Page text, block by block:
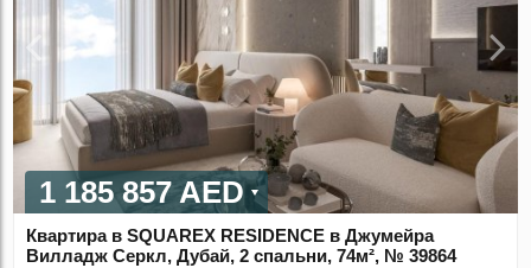
1 185 857 AED
Квартира в SQUAREX RESIDENCE в Джумейра
Вилладж Серкл, Дубай, 2 спальни, 74м², № 39864